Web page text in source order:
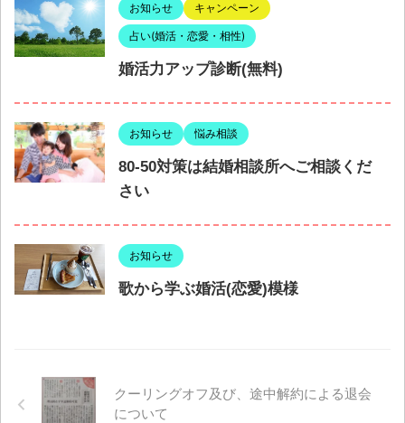
お知らせ キャンペーン
占い(婚活・恋愛・相性)
婚活力アップ診断(無料)
お知らせ 悩み相談
80-50対策は結婚相談所へご相談くだ
さい
お知らせ
歌から学ぶ婚活(恋愛)模様
クーリングオフ及び、途中解約による退会
について